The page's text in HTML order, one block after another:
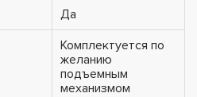
Да
Комплектуется по
желанию
подъемным
механизмом